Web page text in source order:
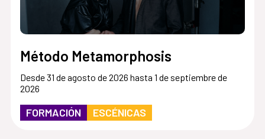
Método Metamorphosis
Desde 31 de agosto de 2026 hasta 1 de septiembre de
2026
FORMACIÓN ESCÉNICAS